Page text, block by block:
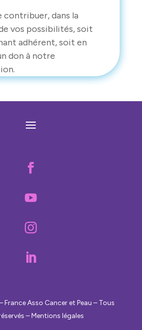
contribuer, dans la
vos possibilités, soit
adhérent, soit en
don à notre




Asso Cancer et Peau – Tous
– Mentions légales